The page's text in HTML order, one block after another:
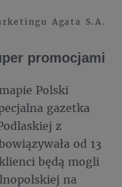
Agata S.A.
promocjami
Polski
gazetka
z
od 13
będą mogli
na